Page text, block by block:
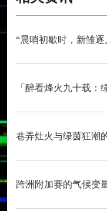
“晨哨初歇时，新雏逐
「醉看烽火九十载：
巷弄灶火与绿茵狂潮